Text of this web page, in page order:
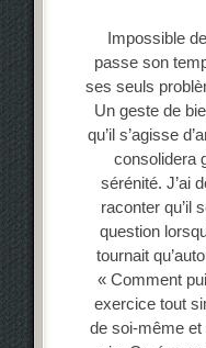
Impossible
passe son
ses seuls
Un geste de
qu’il s’agisse
consolidera
sérénité. J’ai
raconter qu’il
question
tournait
« Comment
exercice tout
de soi-même et